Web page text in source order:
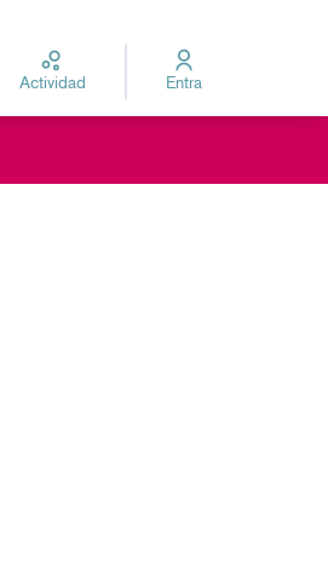
Actividad Entra